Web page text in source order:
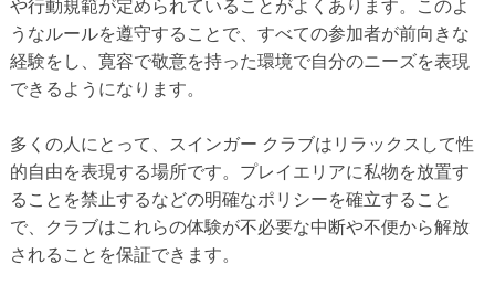
や行動規範が定められていることがよくあります。このよ
うなルールを遵守することで、すべての参加者が前向きな
経験をし、寛容で敬意を持った環境で自分のニーズを表現
できるようになります。
多くの人にとって、スインガー クラブはリラックスして性
的自由を表現する場所です。プレイエリアに私物を放置す
ることを禁止するなどの明確なポリシーを確立すること
で、クラブはこれらの体験が不必要な中断や不便から解放
されることを保証できます。